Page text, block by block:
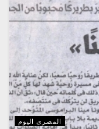
المصرى اليوم